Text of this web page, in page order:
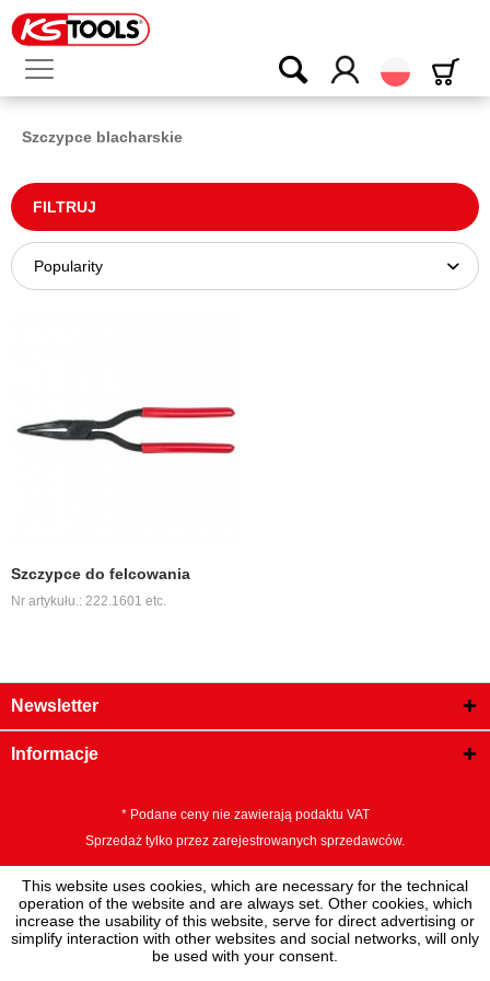
Polski
Szczypce blacharskie
FILTRUJ
Szczypce do felcowania
Nr artykułu.: 222.1601 etc.
Newsletter
Informacje
* Podane ceny nie zawierają podaktu VAT
Sprzedaż tylko przez zarejestrowanych sprzedawców.
This website uses cookies, which are necessary for the technical
operation of the website and are always set. Other cookies, which
increase the usability of this website, serve for direct advertising or
simplify interaction with other websites and social networks, will only
be used with your consent.